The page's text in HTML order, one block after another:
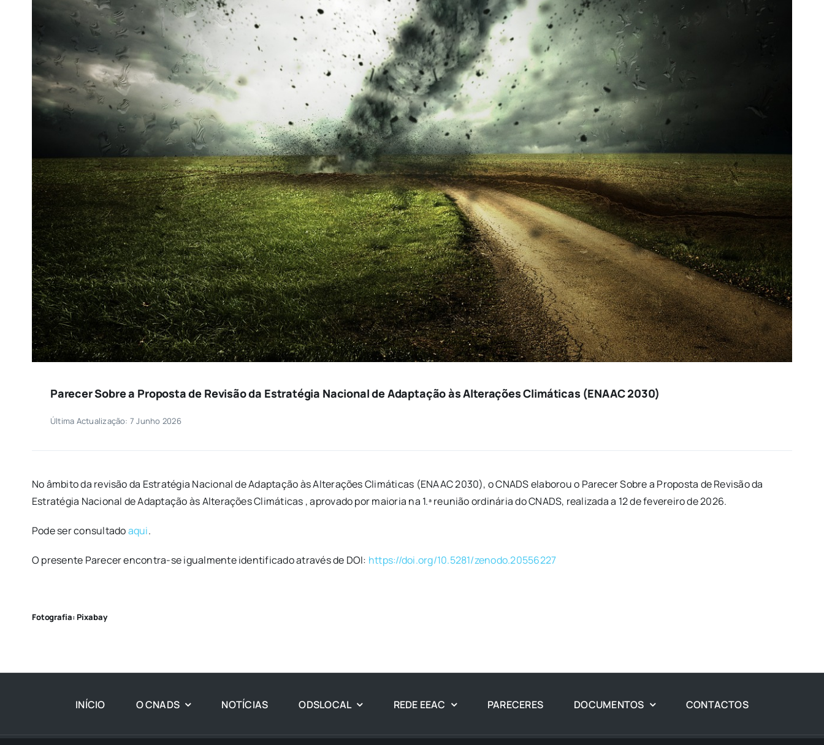
Parecer Sobre a Proposta de Revisão da Estratégia Nacional de Adaptação às Alterações Climáticas (ENAAC 2030)
Última Actualização: 7 Junho 2026
No âmbito da revisão da Estratégia Nacional de Adaptação às Alterações Climáticas (ENAAC 2030), o CNADS elaborou o Parecer Sobre a Proposta de Revisão da
Estratégia Nacional de Adaptação às Alterações Climáticas , aprovado por maioria na 1.ª reunião ordinária do CNADS, realizada a 12 de fevereiro de 2026.
Pode ser consultadoaqui.
O presente Parecer encontra-se igualmente identificado através de DOI: https://doi.org/10.5281/zenodo.20556227
Fotografia: Pixabay
INÍCIO O CNADS NOTÍCIAS ODSLOCAL REDE EEAC PARECERES DOCUMENTOS CONTACTOS